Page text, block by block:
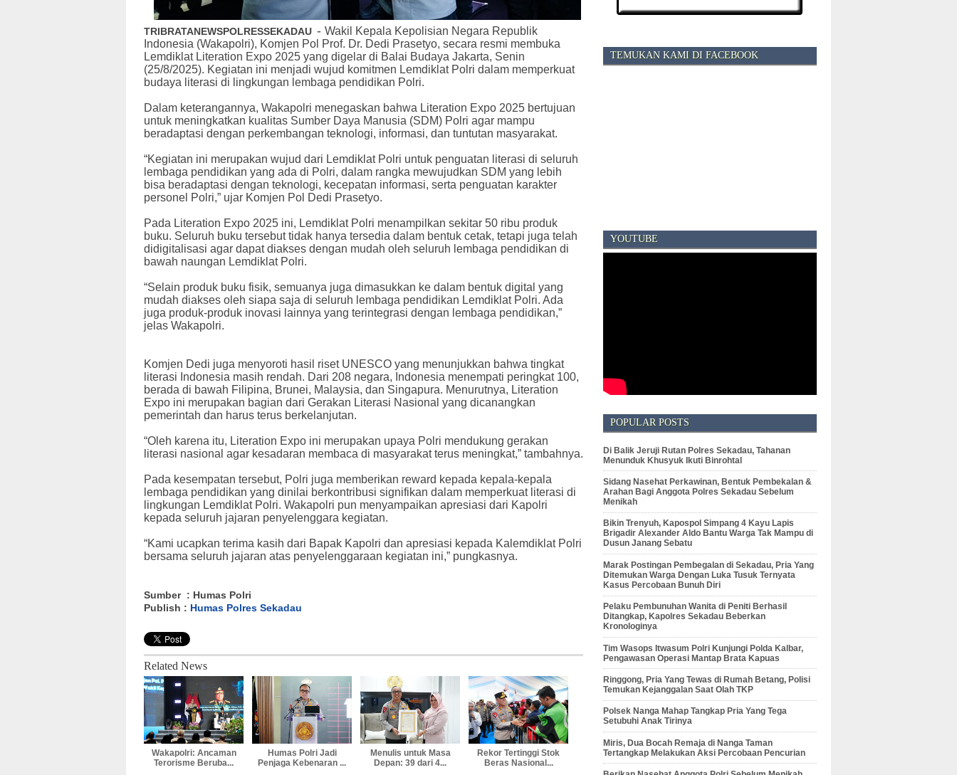
TRIBRATANEWSPOLRESSEKADAU - Wakil Kepala Kepolisian Negara Republik
Indonesia (Wakapolri), Komjen Pol Prof. Dr. Dedi Prasetyo, secara resmi membuka
Lemdiklat Literation Expo 2025 yang digelar di Balai Budaya Jakarta, Senin
(25/8/2025). Kegiatan ini menjadi wujud komitmen Lemdiklat Polri dalam memperkuat
budaya literasi di lingkungan lembaga pendidikan Polri.
Dalam keterangannya, Wakapolri menegaskan bahwa Literation Expo 2025 bertujuan
untuk meningkatkan kualitas Sumber Daya Manusia (SDM) Polri agar mampu
beradaptasi dengan perkembangan teknologi, informasi, dan tuntutan masyarakat.
“Kegiatan ini merupakan wujud dari Lemdiklat Polri untuk penguatan literasi di seluruh
lembaga pendidikan yang ada di Polri, dalam rangka mewujudkan SDM yang lebih
bisa beradaptasi dengan teknologi, kecepatan informasi, serta penguatan karakter
personel Polri,” ujar Komjen Pol Dedi Prasetyo.
Pada Literation Expo 2025 ini, Lemdiklat Polri menampilkan sekitar 50 ribu produk
buku. Seluruh buku tersebut tidak hanya tersedia dalam bentuk cetak, tetapi juga telah
didigitalisasi agar dapat diakses dengan mudah oleh seluruh lembaga pendidikan di
bawah naungan Lemdiklat Polri.
“Selain produk buku fisik, semuanya juga dimasukkan ke dalam bentuk digital yang
mudah diakses oleh siapa saja di seluruh lembaga pendidikan Lemdiklat Polri. Ada
juga produk-produk inovasi lainnya yang terintegrasi dengan lembaga pendidikan,”
jelas Wakapolri.
Komjen Dedi juga menyoroti hasil riset UNESCO yang menunjukkan bahwa tingkat
literasi Indonesia masih rendah. Dari 208 negara, Indonesia menempati peringkat 100,
berada di bawah Filipina, Brunei, Malaysia, dan Singapura. Menurutnya, Literation
Expo ini merupakan bagian dari Gerakan Literasi Nasional yang dicanangkan
pemerintah dan harus terus berkelanjutan.
“Oleh karena itu, Literation Expo ini merupakan upaya Polri mendukung gerakan
literasi nasional agar kesadaran membaca di masyarakat terus meningkat,” tambahnya.
Pada kesempatan tersebut, Polri juga memberikan reward kepada kepala-kepala
lembaga pendidikan yang dinilai berkontribusi signifikan dalam memperkuat literasi di
lingkungan Lemdiklat Polri. Wakapolri pun menyampaikan apresiasi dari Kapolri
kepada seluruh jajaran penyelenggara kegiatan.
“Kami ucapkan terima kasih dari Bapak Kapolri dan apresiasi kepada Kalemdiklat Polri
bersama seluruh jajaran atas penyelenggaraan kegiatan ini,” pungkasnya.
Sumber : Humas Polri
Publish : Humas Polres Sekadau
Related News
Wakapolri: Ancaman
Terorisme Beruba...
Humas Polri Jadi
Penjaga Kebenaran ...
Menulis untuk Masa
Depan: 39 dari 4...
Rekor Tertinggi Stok
Beras Nasional...
TEMUKAN KAMI DI FACEBOOK
YOUTUBE
POPULAR POSTS
Di Balik Jeruji Rutan Polres Sekadau, Tahanan
Menunduk Khusyuk Ikuti Binrohtal
Sidang Nasehat Perkawinan, Bentuk Pembekalan &
Arahan Bagi Anggota Polres Sekadau Sebelum
Menikah
Bikin Trenyuh, Kapospol Simpang 4 Kayu Lapis
Brigadir Alexander Aldo Bantu Warga Tak Mampu di
Dusun Janang Sebatu
Marak Postingan Pembegalan di Sekadau, Pria Yang
Ditemukan Warga Dengan Luka Tusuk Ternyata
Kasus Percobaan Bunuh Diri
Pelaku Pembunuhan Wanita di Peniti Berhasil
Ditangkap, Kapolres Sekadau Beberkan
Kronologinya
Tim Wasops Itwasum Polri Kunjungi Polda Kalbar,
Pengawasan Operasi Mantap Brata Kapuas
Ringgong, Pria Yang Tewas di Rumah Betang, Polisi
Temukan Kejanggalan Saat Olah TKP
Polsek Nanga Mahap Tangkap Pria Yang Tega
Setubuhi Anak Tirinya
Miris, Dua Bocah Remaja di Nanga Taman
Tertangkap Melakukan Aksi Percobaan Pencurian